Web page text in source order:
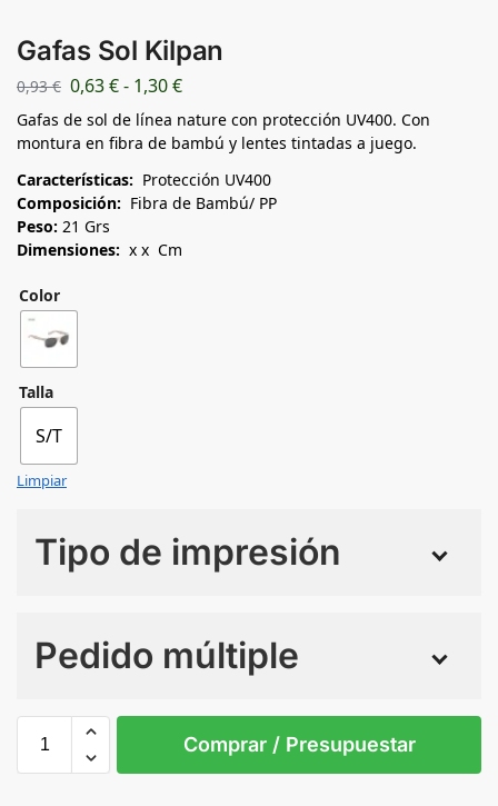
Gafas Sol Kilpan
0,93€ 0,63€- 1,30€
Gafas de sol de línea nature con protección UV400. Con
montura en fibra de bambú y lentes tintadas a juego.
Características: Protección UV400
Composición: Fibra de Bambú/ PP
Peso: 21 Grs
Dimensiones: x x Cm
Color
Talla
S/T
Limpiar
Tipo de impresión
Pedido múltiple
S/T
Comprar / Presupuestar